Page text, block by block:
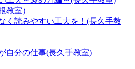
教室）
く読みやすい工夫を！(長久手教
自分の仕事(長久手教室)